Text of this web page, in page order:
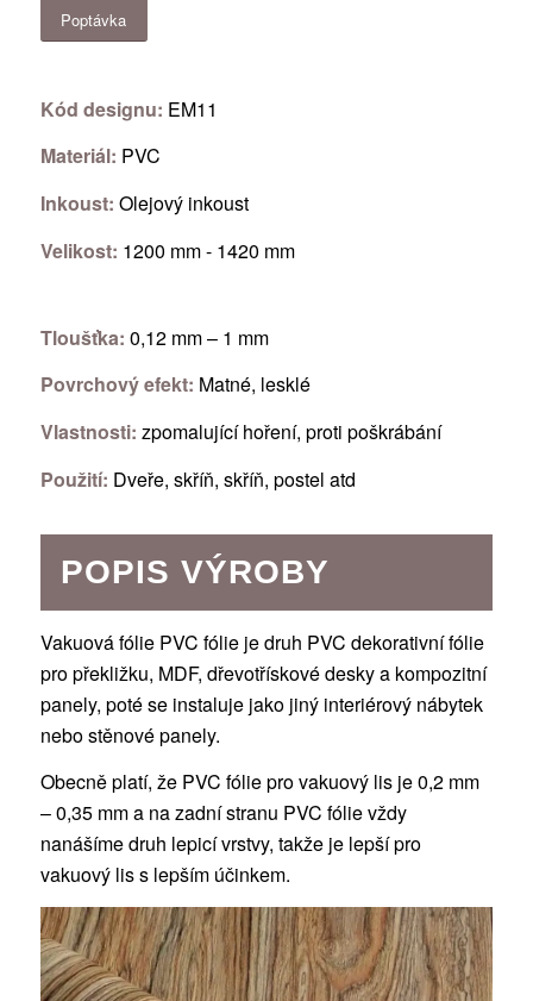
Poptávka
Kód designu: EM11
Materiál: PVC
Inkoust: Olejový inkoust
Velikost: 1200 mm - 1420 mm
Tloušťka: 0,12 mm – 1 mm
Povrchový efekt: Matné, lesklé
Vlastnosti: zpomalující hoření, proti poškrábání
Použití: Dveře, skříň, skříň, postel atd
POPIS VÝROBY
Vakuová fólie PVC fólie je druh PVC dekorativní fólie
pro překližku, MDF, dřevotřískové desky a kompozitní
panely, poté se instaluje jako jiný interiérový nábytek
nebo stěnové panely.
Obecně platí, že PVC fólie pro vakuový lis je 0,2 mm
– 0,35 mm a na zadní stranu PVC fólie vždy
nanášíme druh lepicí vrstvy, takže je lepší pro
vakuový lis s lepším účinkem.